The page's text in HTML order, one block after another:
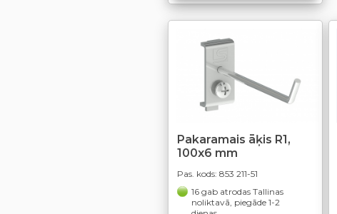
Pakaramais āķis R1,
100x6 mm
Pas. kods: 853 211-51
16 gab atrodas Tallinas
noliktavā, piegāde 1-2